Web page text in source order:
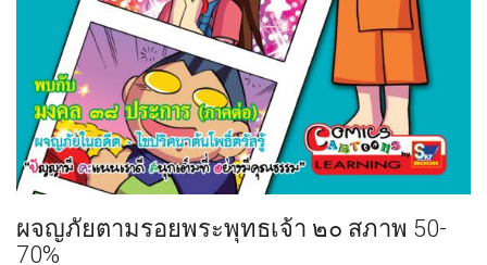
ผจญภัยตามรอยพระพุทธเจ้า ๒๐ สภาพ 50-
70%